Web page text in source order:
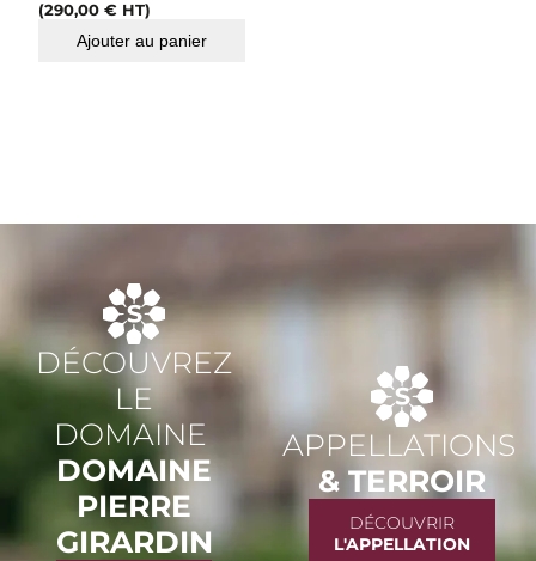
(290,00€ HT)
Ajouter au panier
DÉCOUVREZ
LE
DOMAINE
DOMAINE
PIERRE
GIRARDIN
APPELLATIONS
& TERROIR
DÉCOUVRIR
L'APPELLATION